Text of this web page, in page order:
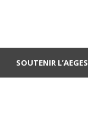
SOUTENIR L’AEGES